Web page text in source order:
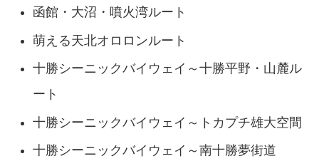
函館・大沼・噴火湾ルート
萌える天北オロロンルート
十勝シーニックバイウェイ～十勝平野・山麓ル
ート
十勝シーニックバイウェイ～トカプチ雄大空間
十勝シーニックバイウェイ～南十勝夢街道